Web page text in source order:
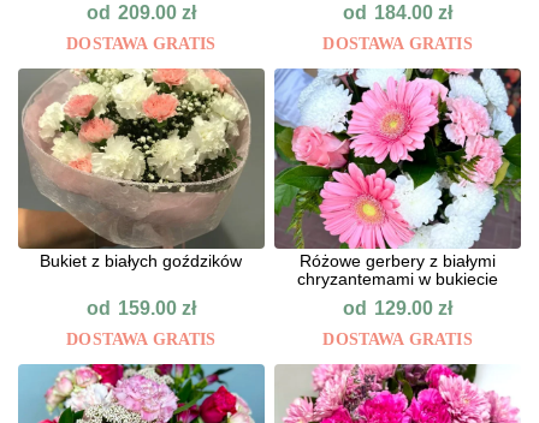
od 209.00 zł
DOSTAWA GRATIS
od 184.00zł
DOSTAWA GRATIS
Bukiet z białych goździków
od 159.00 zł
DOSTAWA GRATIS
Różowe gerbery z białymi
chryzantemami w bukiecie
od 129.00zł
DOSTAWA GRATIS